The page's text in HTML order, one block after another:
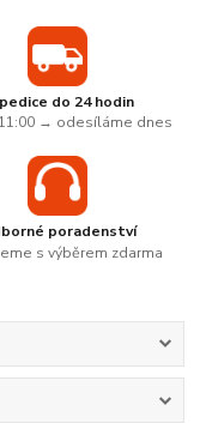
do 24 hodin
→ odesíláme dnes
poradenství
s výběrem zdarma